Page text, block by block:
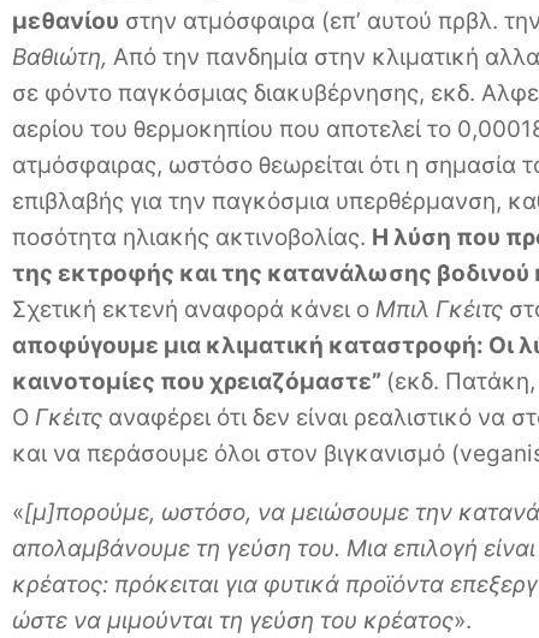
μεθανίου στην ατμόσφαιρα (επ’ αυτού πρβλ.
Βαθιώτη, Από την πανδημία στην κλιματική
σε φόντο παγκόσμιας διακυβέρνησης, εκδ.
αερίου του θερμοκηπίου που αποτελεί το
ατμόσφαιρας, ωστόσο θεωρείται ότι η σημασία
επιβλαβής για την παγκόσμια υπερθέρμανση,
ποσότητα ηλιακής ακτινοβολίας. Η λύση που
της εκτροφής και της κατανάλωσης βοδινού
Σχετική εκτενή αναφορά κάνει ο Μπιλ Γκέιτς
αποφύγουμε μια κλιματική καταστροφή: Οι
καινοτομίες που χρειαζόμαστε” (εκδ.
Ο Γκέιτς αναφέρει ότι δεν είναι ρεαλιστικό
και να περάσουμε όλοι στον βιγκανισμό
«[μ]πορούμε, ωστόσο, να μειώσουμε την
απολαμβάνουμε τη γεύση του. Μια επιλογή
κρέατος: πρόκειται για φυτικά προϊόντα
ώστε να μιμούνται τη γεύση του κρέατος».